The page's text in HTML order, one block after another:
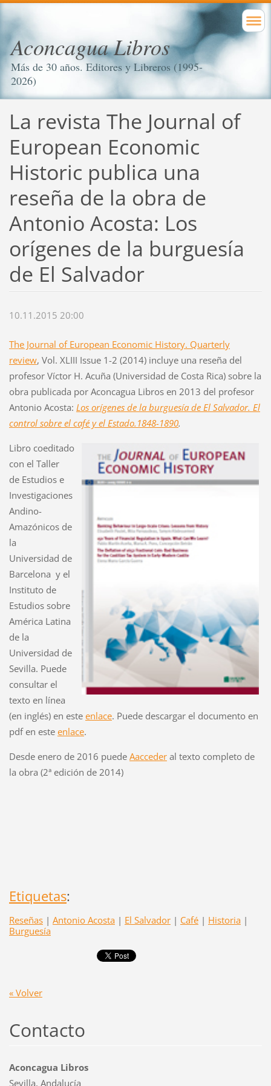
Aconcagua Libros
Más de 30 años. Editores y Libreros (1995-
2026)
La revista The Journal of
European Economic
Historic publica una
reseña de la obra de
Antonio Acosta: Los
orígenes de la burguesía
de El Salvador
10.11.2015 20:00
The Journal of European Economic History. Quarterly
review, Vol. XLIII Issue 1-2 (2014) incluye una reseña del
profesor Víctor H. Acuña (Universidad de Costa Rica) sobre la
obra publicada por Aconcagua Libros en 2013 del profesor
Antonio Acosta: Los orígenes de la burguesía de El Salvador. El
control sobre el café y el Estado.1848-1890.
Libro coeditado
con el Taller
de Estudios e
Investigaciones
Andino-
Amazónicos de
la
Universidad de
Barcelona y el
Instituto de
Estudios sobre
América Latina
de la
Universidad de
Sevilla. Puede
consultar el
texto en línea
(en inglés) en este enlace. Puede descargar el documento en
pdf en este enlace.
Desde enero de 2016 puede Aaccederal texto completo de
la obra (2ª edición de 2014)
Etiquetas:
Reseñas | Antonio Acosta | El Salvador | Café | Historia |
Burguesía
« Volver
Contacto
Aconcagua Libros
Sevilla, Andalucía